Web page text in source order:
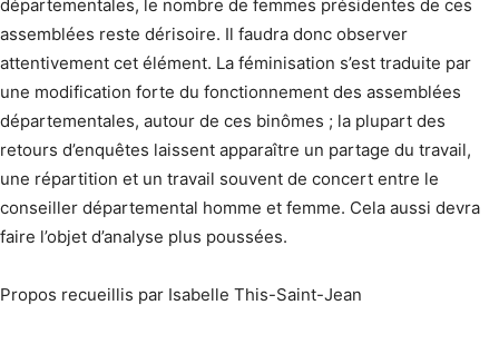
départementales, le nombre de femmes présidentes de ces
assemblées reste dérisoire. Il faudra donc observer
attentivement cet élément. La féminisation s’est traduite par
une modification forte du fonctionnement des assemblées
départementales, autour de ces binômes ; la plupart des
retours d’enquêtes laissent apparaître un partage du travail,
une répartition et un travail souvent de concert entre le
conseiller départemental homme et femme. Cela aussi devra
faire l’objet d’analyse plus poussées.
Propos recueillis par Isabelle This-Saint-Jean